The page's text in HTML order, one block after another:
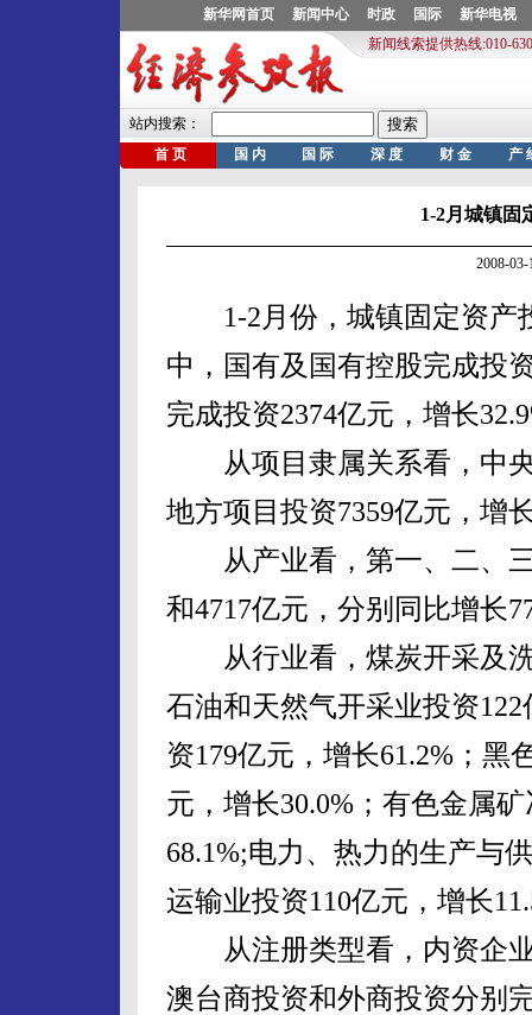
1-2月城镇固
2008-
1-2月份，城镇固定资产
中，国有及国有控股完成投
完成投资2374亿元，增长
从项目隶属关系看，中央
地方项目投资7359亿元，增
从产业看，第一、二、三
和4717亿元，分别同比增长
从行业看，煤炭开采及洗
石油和天然气开采业投资
资179亿元，增长61.2%；黑
元，增长30.0%；有色金属
68.1%;电力、热力的生产与
运输业投资110亿元，增长
从注册类型看，内资企业
澳台商投资和外商投资分别